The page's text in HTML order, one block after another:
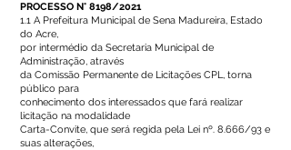
PROCESSO N° 8198/2021
1.1 A Prefeitura Municipal de Sena Madureira, Estado
do Acre,
por intermédio da Secretaria Municipal de
Administração, através
da Comissão Permanente de Licitações CPL, torna
público para
conhecimento dos interessados que fará realizar
licitação na modalidade
Carta-Convite, que será regida pela Lei nº. 8.666/93 e
suas alterações,